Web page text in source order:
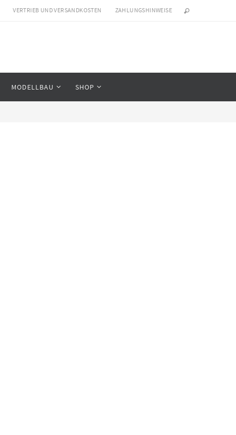
VERTRIEB UND VERSANDKOSTEN ZAHLUNGSHINWEISE
MODELLBAU SHOP